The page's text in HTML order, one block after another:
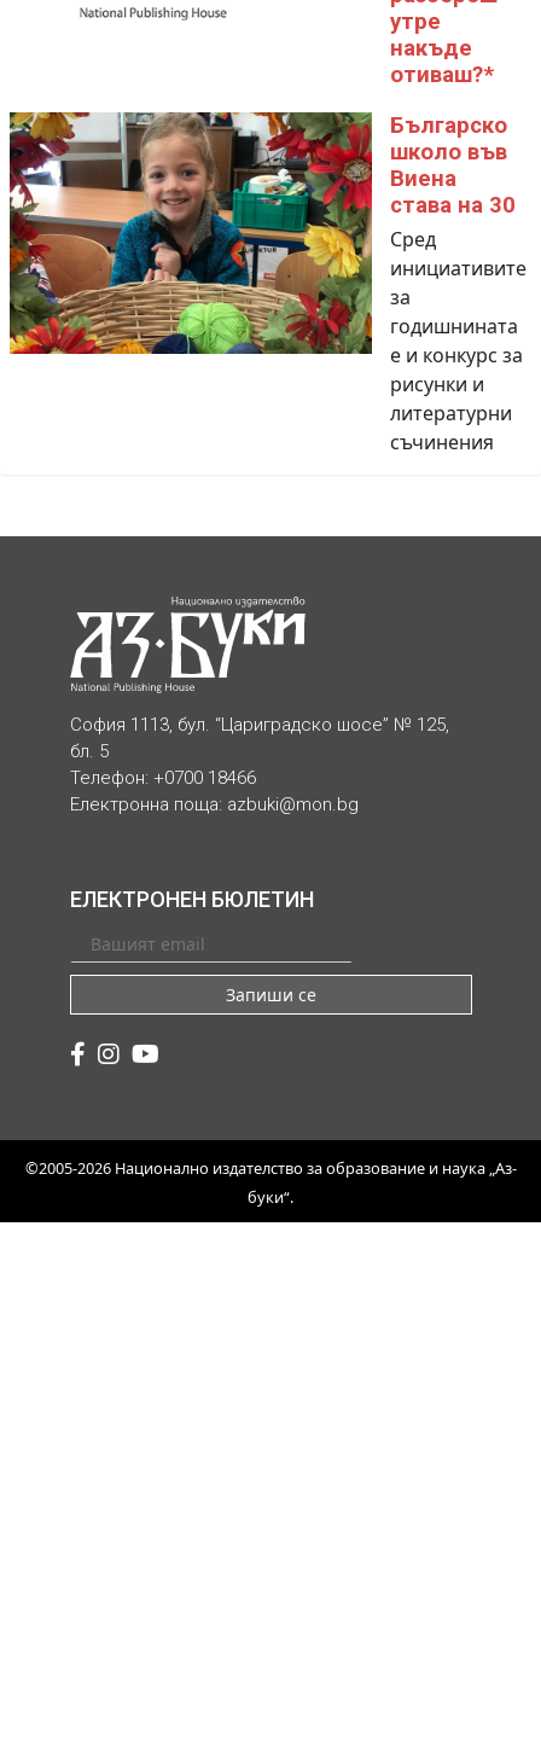
утре
накъде
отиваш?*
Българско
школо във
Виена
става на 30
Сред
инициативите
за
годишнината
е и конкурс за
рисунки и
литературни
съчинения
София 1113, бул. “Цариградско шосе” № 125,
бл. 5
Телефон: +0700 18466
Електронна поща: azbuki@mon.bg
ЕЛЕКТРОНЕН БЮЛЕТИН
Запиши се
©2005-2026 Национално издателство за образование и наука „Аз-
буки“.